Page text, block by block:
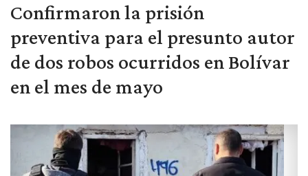
Confirmaron la prisión
preventiva para el presunto autor
de dos robos ocurridos en Bolívar
en el mes de mayo